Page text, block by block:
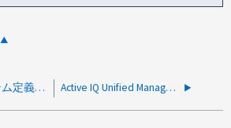
AIQUMのシステム定義のパフォーマンスしきい値をGUIに表示できますか。 Active IQ Unified Managerはリソースの平均負荷率を計算できますか。